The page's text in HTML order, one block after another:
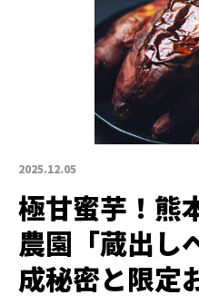
2025.12.05
極甘蜜芋！熊
農園「蔵出し
成秘密と限定